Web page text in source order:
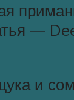
—
и